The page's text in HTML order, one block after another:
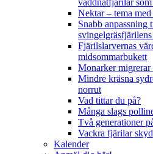
Nektar – tema
Snabb anpassning
Fjärilslarvernas
midsommarbukett
Monarker migrerar
Mindre kräsna
norrut
Vad tittar du på?
Många slags
Två generationer
Vackra fjärilar
Kalender